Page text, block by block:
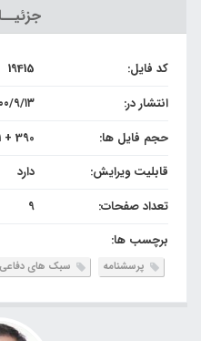
کد فایل:
19415
انتشار در:
۱۴۰۰/
حجم فایل ها:
390 + 46.1 کیلوبایت
قابلیت ویرایش:
دارد
تعداد صفحات:
9
برچسب ها:
پرسشنامه سبک های دفاعی